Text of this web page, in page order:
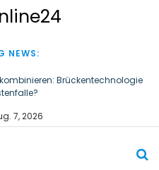
NEWS:
Brückentechnologie
Go Glass 600ml bringt
aus der Glasflasche
7, 2026